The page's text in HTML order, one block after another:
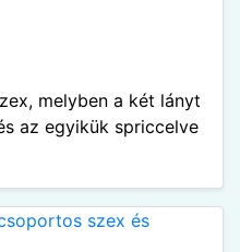
melyben a két lányt
az egyikük spriccelve